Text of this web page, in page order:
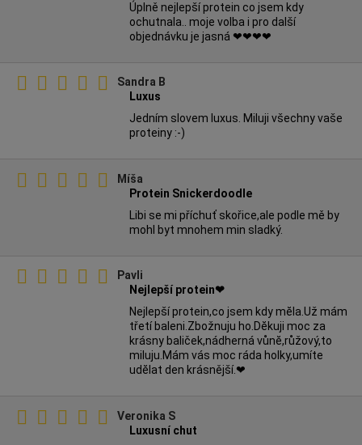
Úplně nejlepší protein co jsem kdy
ochutnala.. moje volba i pro další
objednávku je jasná ❤❤❤❤
Sandra B
Luxus
Jedním slovem luxus. Miluji všechny vaše
proteiny :-)
Míša
Protein Snickerdoodle
Libi se mi příchuť skořice,ale podle mě by
mohl byt mnohem min sladký.
Pavli
Nejlepší protein❤
Nejlepší protein,co jsem kdy mĕla.Už mám
třetí baleni.Zbožnuju ho.Dĕkuji moc za
krásny baliček,nádherná vůnĕ,růžový,to
miluju.Mám vás moc ráda holky,umíte
udĕlat den krásnější.❤
Veronika S
Luxusní chut